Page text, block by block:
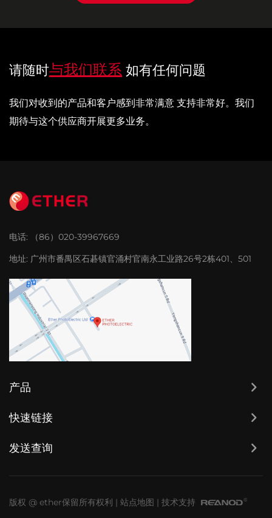
请随时与我们联系 如有任何问题
我们对收到的产品和客户感到非常满意 支持非常好。我们
期待与这个供应商开展更多业务。
电话:
（86）020-39967669
地址: 广州市番禺区石碁镇官涌村官南永工业路26号2栋401、501
产品
快速链接
发送查询
版权 @ ether保留所有权利 | 站点地图 | 技术支持